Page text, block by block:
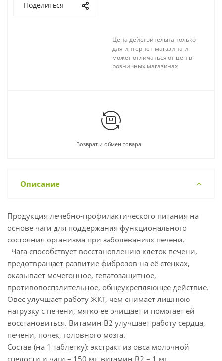
Поделиться
Цена действительна только
для интернет-магазина и
может отличаться от цен в
розничных магазинах
Возврат и обмен товара
Описание
Продукция лечебно-профилактического питания на
основе чаги для поддержания функционального
состояния организма при заболеваниях печени.
Чага способствует восстановлению клеток печени,
предотвращает развитие фиброзов на её стенках,
оказывает мочегонное, гепатозащитное,
противовоспалительное, общеукрепляющее действие.
Овес улучшает работу ЖКТ, чем снимает лишнюю
нагрузку с печени, мягко ее очищает и помогает ей
восстановиться. Витамин В2 улучшает работу сердца,
печени, почек, головного мозга.
Состав (на 1 таблетку): экстракт из овса молочной
спелости и чаги – 150 мг, витамин В2 – 1 мг.